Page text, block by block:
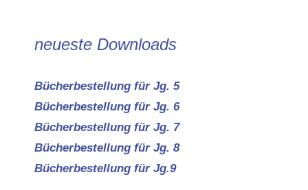
neueste Downloads
Bücherbestellung für Jg. 5
Bücherbestellung für Jg. 6
Bücherbestellung für Jg. 7
Bücherbestellung für Jg. 8
Bücherbestellung für Jg.9